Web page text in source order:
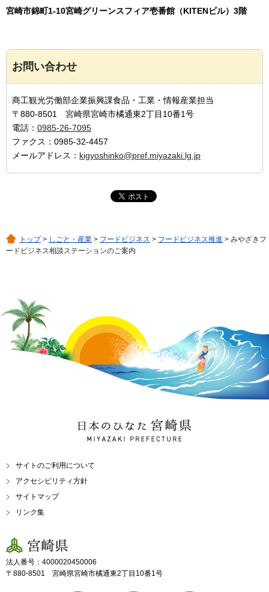
宮崎市錦町1-10宮崎グリーンスフィア壱番館（KITENビル）3階
お問い合わせ
商工観光労働部企業振興課食品・工業・情報産業担当
〒880-8501 宮崎県宮崎市橘通東2丁目10番1号
電話： 0985-26-7095
ファクス：0985-32-4457
メールアドレス： kigyoshinko@pref.miyazaki.lg.jp
トップ> しごと・産業 > フードビジネス > フードビジネス推進 > みやざきフ
ードビジネス相談ステーションのご案内
日本のひなた 宮崎県
MIYAZAKI PREFECTURE
サイトのご利用について
アクセシビリティ方針
サイトマップ
リンク集
宮崎県
法人番号：4000020450006
〒880-8501 宮崎県宮崎市橘通東2丁目10番1号